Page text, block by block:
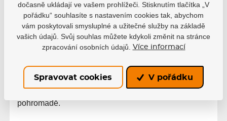
Pro koho je produkt určen
The Hooking for Goalies je určený pro hokejové
brankáře, kteří chtějí mít výstroj po použití rychle
odvětranou. Hodí se pro domácí sušení, kabinu,
turnaje, kempy i cestování, kde je potřeba šetřit místo
a zároveň udržet celou brankářskou výstroj
pohromadě.
dočasně ukládají ve vašem prohlížeči. Stisknutím tlačítka „V
pořádku“ souhlasíte s nastavením cookies tak, abychom
vám poskytovali smysluplné a užitečné služby na základě
vašich údajů. Svůj souhlas můžete kdykoli změnit na stránce
zpracování osobních údajů.
Více informací
Spravovat cookies V pořádku